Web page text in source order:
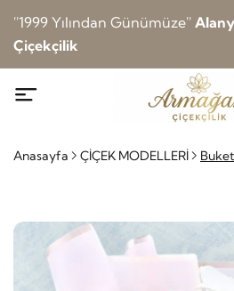
''1999 Yılından Günümüze''
Çiçekçilik
Anasayfa ÇİÇEK MODELLERİ